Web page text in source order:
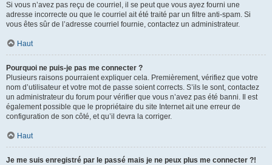
Si vous n’avez pas reçu de courriel, il se peut que vous ayez fourni une
adresse incorrecte ou que le courriel ait été traité par un filtre anti-spam. Si
vous êtes sûr de l’adresse courriel fournie, contactez un administrateur.
Haut
Pourquoi ne puis-je pas me connecter ?
Plusieurs raisons pourraient expliquer cela. Premièrement, vérifiez que votre
nom d’utilisateur et votre mot de passe soient corrects. S’ils le sont, contactez
un administrateur du forum pour vérifier que vous n’avez pas été banni. Il est
également possible que le propriétaire du site Internet ait une erreur de
configuration de son côté, et qu’il devra la corriger.
Haut
Je me suis enregistré par le passé mais je ne peux plus me connecter ?!